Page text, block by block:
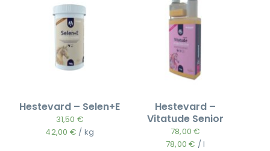
Hestevard – Selen+E
31,50 €
42,00 € / kg
Hestevard –
Vitatude Senior
78,00€
78,00€ /l